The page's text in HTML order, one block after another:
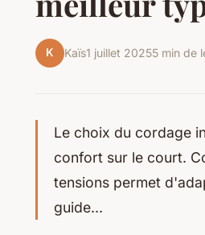
K Kaïs1 juillet 20255 min de
Le choix du cordage
confort sur le court.
tensions permet
guide...